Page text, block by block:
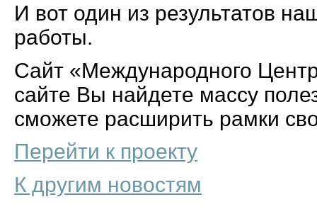
И вот один из результатов
работы.
Сайт «Международного
сайте Вы найдете массу
сможете расширить рамки
Перейти к проекту
К другим новостям